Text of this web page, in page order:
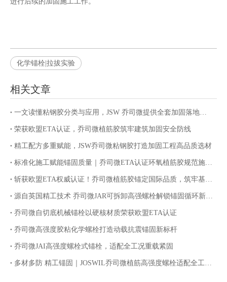
化学锚栓|拉拔实验
相关文章
一文读懂粘钢胶分类与应用，JSW 乔司微提供全套加固落地服务
荣获欧盟ETA认证，乔司微植筋胶筑牢建筑加固安全防线
精工配方多重赋能，JSW乔司微粘钢胶打造加固工程高品质选材
标准化施工赋能锚固质量｜乔司微ETA认证环氧植筋胶规范施工指南
斩获欧盟ETA权威认证！乔司微植筋胶锚定国际品质，筑牢基建锚固安全防线
源自英国精工技术 乔司微JAR可拆卸高强螺栓解锁锚固循环新价值
乔司微自切底机械锚栓以硬核材质荣获欧盟ETA认证
乔司微高强度胶粘化学螺栓打造动载抗震锚固新标杆
乔司微JAI高强度螺栓式锚栓，适配全工况重载紧固
多材多防 精工锚固｜JOSWIL乔司微植筋高强度螺栓适配全工况腐蚀环境